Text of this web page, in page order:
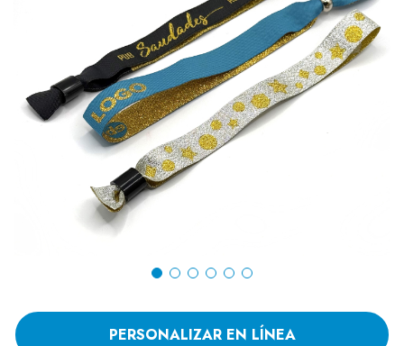
PERSONALIZAR EN LÍNEA